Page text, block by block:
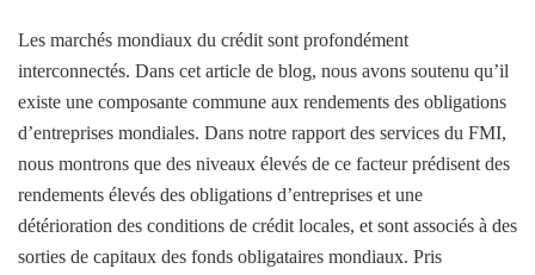
Les marchés mondiaux du crédit sont profondément
interconnectés. Dans cet article de blog, nous avons soutenu qu’il
existe une composante commune aux rendements des obligations
d’entreprises mondiales. Dans notre rapport des services du FMI,
nous montrons que des niveaux élevés de ce facteur prédisent des
rendements élevés des obligations d’entreprises et une
détérioration des conditions de crédit locales, et sont associés à des
sorties de capitaux des fonds obligataires mondiaux. Pris